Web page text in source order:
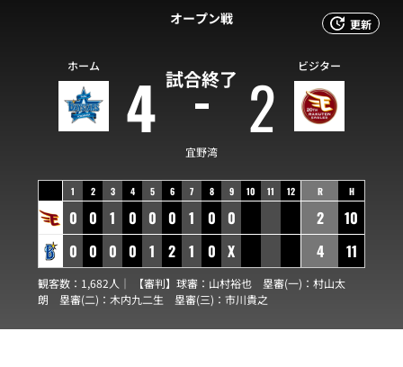
更新
オープン戦
試合終了
ホーム 4 2 ビジター
宜野湾
1 2 3 4 5 6 7 8 9 10 11 12
0 0 1 0 0 0 1 0 0
0 0 0 0 1 2 1 0 X
R H
2
10
4
11
観客数：1,682人｜ 【審判】球審： 山村裕也 塁審(一)： 村山太
朗 塁審(二)： 木内九二生 塁審(三)： 市川貴之